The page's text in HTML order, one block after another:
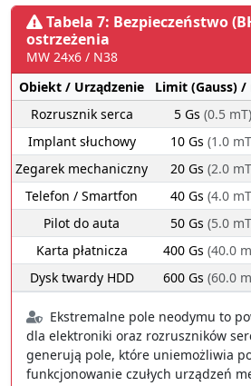
Tabela 7: Bezpieczeństwo
ostrzeżenia
MW 24x6 / N38
Obiekt / Urządzenie
Limit (Gauss) /
Rozrusznik serca
5 Gs (0.5 mT)
Implant słuchowy
10 Gs (1.0
Zegarek mechaniczny
20 Gs (2.0
Telefon / Smartfon
40 Gs (4.0
Pilot do auta
50 Gs (5.0
Karta płatnicza
400 Gs (40.0
Dysk twardy HDD
600 Gs (60.0
Ekstremalne pole neodymu to
dla elektroniki oraz rozruszników
generują pole, które uniemożliwia
funkcjonowanie czułych urządzeń